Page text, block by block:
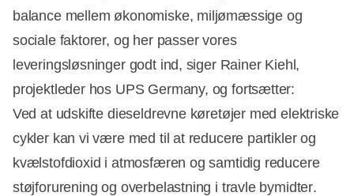
balance mellem økonomiske, miljømæssige og
sociale faktorer, og her passer vores
leveringsløsninger godt ind, siger Rainer Kiehl,
projektleder hos UPS Germany, og fortsætter:
Ved at udskifte dieseldrevne køretøjer med elektriske
cykler kan vi være med til at reducere partikler og
kvælstofdioxid i atmosfæren og samtidig reducere
støjforurening og overbelastning i travle bymidter.